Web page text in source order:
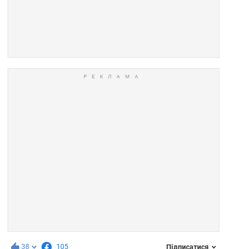
38 105 Підписатися